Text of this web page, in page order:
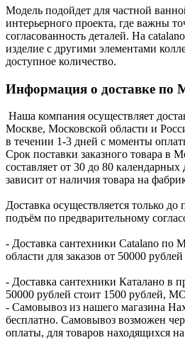
Модель подойдет для частной
интерьерного проекта, где важны
согласованность деталей. На
изделие с другими элементами
доступное количество.
Информация о доставке по
Наша компания осуществляет
Москве, Московской области и
в течении 1-3 дней с моменты
Срок поставки заказного товара в
составляет от 30 до 80
зависит от наличия товара на
Доставка осуществляется только до
подъём по предварительному
- Доставка сантехники Catalano по
области для заказов от 50000
- Доставка сантехники Каталано в
50000 рублей стоит 1500 рублей,
- Самовывоз из нашего магазина
бесплатно. Самовывоз возможен
оплаты, для товаров находящихся